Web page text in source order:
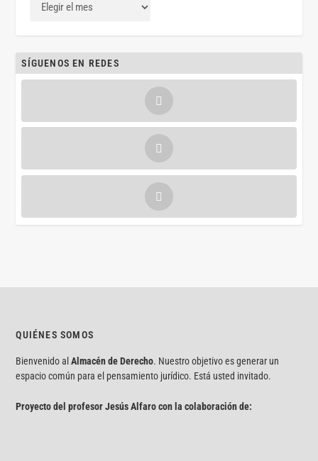
SÍGUENOS EN REDES
QUIÉNES SOMOS
Bienvenido alAlmacén de Derecho. Nuestro objetivo es generar un
espacio común para el pensamiento jurídico. Está usted invitado.
Proyecto del profesor Jesús Alfaro con la colaboración de: